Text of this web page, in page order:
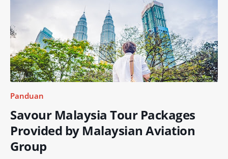
Panduan
Savour Malaysia Tour Packages
Provided by Malaysian Aviation
Group